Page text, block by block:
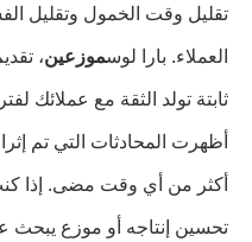
تقليل وقت الخمول وتقليل
العملاء. بارا لوسموزعين،
ثابتة تولد الثقة مع عملائك
أظهرت المحادثات التي تم
أكثر من أي وقت مضى. إذا
تحسين إنتاجه أو موزع يبحث